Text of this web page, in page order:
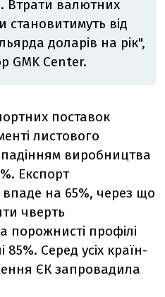
Втрати валютних
від
доларів на рік",
GMK Center.
поставок
листового
виробництва
Експорт
на 65%, через що
чверть
порожнисті профілі
Серед усіх країн-
ЄК запровадила